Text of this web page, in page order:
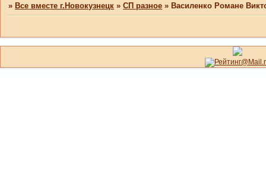
»Все вместе г.Новокузнецк »СП разное »Василенко Романе